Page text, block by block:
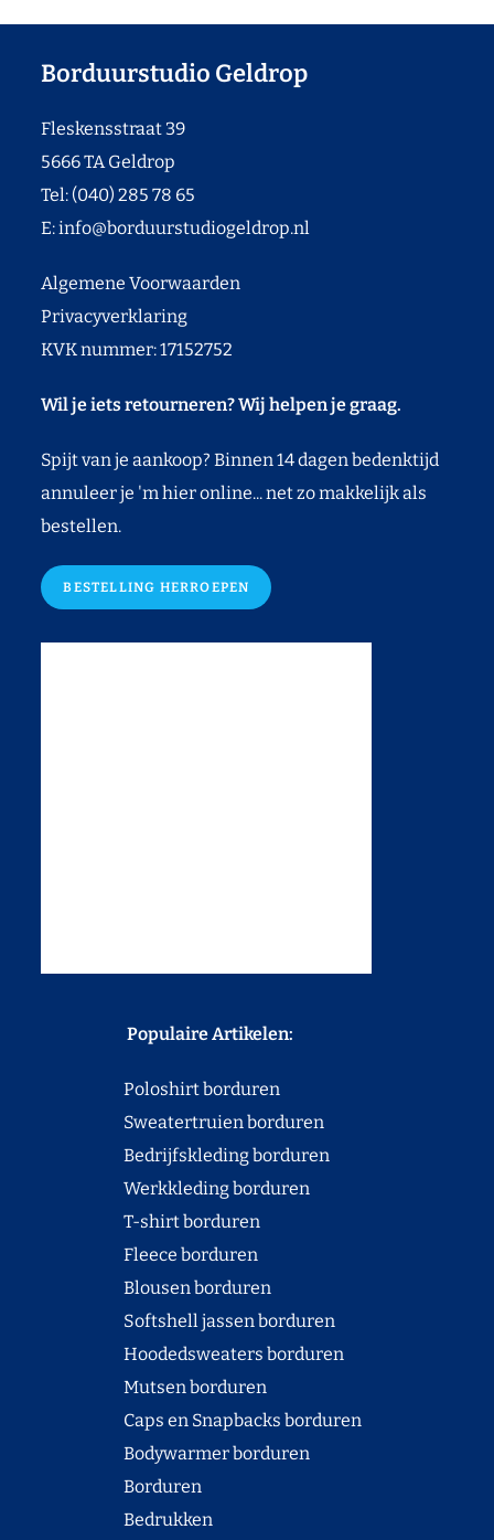
Borduurstudio Geldrop
Fleskensstraat 39
5666 TA Geldrop
Tel: (040) 285 78 65
E:info@borduurstudiogeldrop.nl
Algemene Voorwaarden
Privacyverklaring
KVK nummer: 17152752
Wil je iets retourneren? Wij helpen je graag.
Spijt van je aankoop? Binnen 14 dagen bedenktijd
annuleer je 'm hier online... net zo makkelijk als
bestellen.
BESTELLING HERROEPEN
Populaire Artikelen:
Poloshirt borduren
Sweatertruien borduren
Bedrijfskleding borduren
Werkkleding borduren
T-shirt borduren
Fleece borduren
Blousen borduren
Softshell jassen borduren
Hoodedsweaters borduren
Mutsen borduren
Caps en Snapbacks borduren
Bodywarmer borduren
Borduren
Bedrukken